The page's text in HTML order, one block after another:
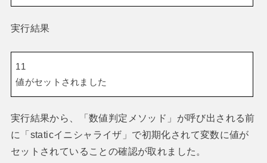
実行結果
11
値がセットされました
実行結果から、「数値判定メソッド」が呼び出される前
に「staticイニシャライザ」で初期化されて変数に値が
セットされていることの確認が取れました。